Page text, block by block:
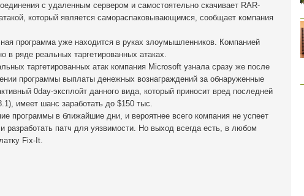
с удаленным сервером и самостоятельно скачивает RAR-
который является самораспаковывающимся, сообщает компания
программа уже находится в руках злоумышленников. Компанией
в ряде реальных таргетированных атаках.
таргетированных атак компания Microsoft узнала сразу же после
программы выплаты денежных вознаграждений за обнаруженные
0day-эксплойт данного вида, который приносит вред последней
имеет шанс заработать до $150 тыс.
программы в ближайшие дни, и вероятнее всего компания не успеет
разработать патч для уязвимости. Но выход всегда есть, в любом
Fix-It.